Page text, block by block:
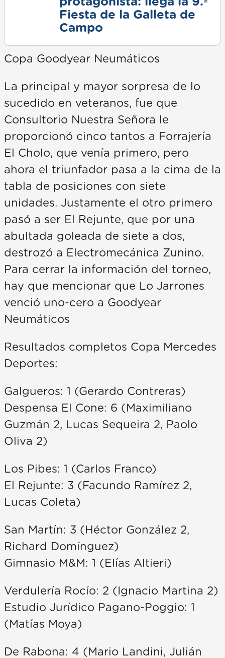
Fiesta de la Galleta de
Campo
Copa Goodyear Neumáticos
La principal y mayor sorpresa de lo
sucedido en veteranos, fue que
Consultorio Nuestra Señora le
proporcionó cinco tantos a Forrajería
El Cholo, que venía primero, pero
ahora el triunfador pasa a la cima de la
tabla de posiciones con siete
unidades. Justamente el otro primero
pasó a ser El Rejunte, que por una
abultada goleada de siete a dos,
destrozó a Electromecánica Zunino.
Para cerrar la información del torneo,
hay que mencionar que Lo Jarrones
venció uno-cero a Goodyear
Neumáticos
Resultados completos Copa Mercedes
Deportes:
Galgueros: 1 (Gerardo Contreras)
Despensa El Cone: 6 (Maximiliano
Guzmán 2, Lucas Sequeira 2, Paolo
Oliva 2)
Los Pibes: 1 (Carlos Franco)
El Rejunte: 3 (Facundo Ramírez 2,
Lucas Coleta)
San Martín: 3 (Héctor González 2,
Richard Domínguez)
Gimnasio M&M: 1 (Elías Altieri)
Verdulería Rocío: 2 (Ignacio Martina 2)
Estudio Jurídico Pagano-Poggio: 1
(Matías Moya)
De Rabona: 4 (Mario Landini, Julián